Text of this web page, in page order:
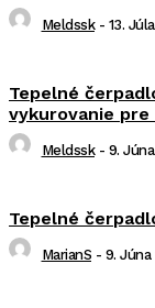
Meldssk - 13.
Tepelné
vykurovanie pre
Meldssk - 9.
Tepelné
MarianS - 9. Júna